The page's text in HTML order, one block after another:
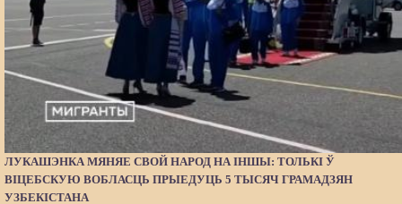
ЛУКАШЭНКА МЯНЯЕ СВОЙ НАРОД НА ІНШЫ: ТОЛЬКІ Ў
ВІЦЕБСКУЮ ВОБЛАСЦЬ ПРЫЕДУЦЬ 5 ТЫСЯЧ ГРАМАДЗЯН
УЗБЕКІСТАНА